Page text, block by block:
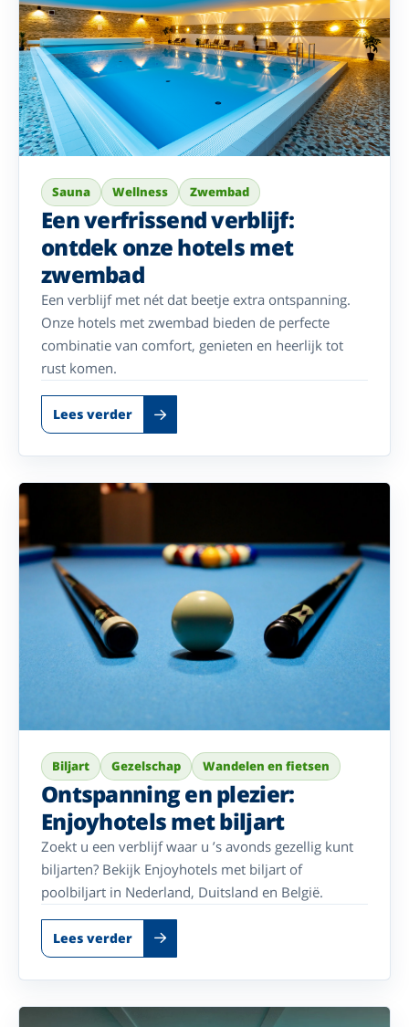
Sauna Wellness Zwembad
Een verfrissend verblijf:
ontdek onze hotels met
zwembad
Een verblijf met nét dat beetje extra ontspanning.
Onze hotels met zwembad bieden de perfecte
combinatie van comfort, genieten en heerlijk tot
rust komen.
Lees verder
Biljart Gezelschap Wandelen en fietsen
Ontspanning en plezier:
Enjoyhotels met biljart
Zoekt u een verblijf waar u ’s avonds gezellig kunt
biljarten? Bekijk Enjoyhotels met biljart of
poolbiljart in Nederland, Duitsland en België.
Lees verder